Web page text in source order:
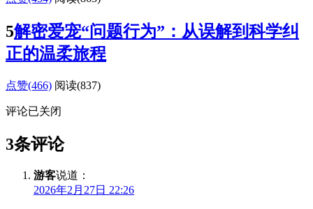
5解密爱宠“问题行为”：从误解到科学纠
正的温柔旅程
点赞(466) 阅读(837)
评论已关闭
3条评论
游客说道：
2026年2月27日 22:26